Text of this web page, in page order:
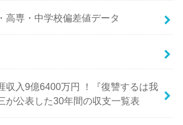
高専・中学校偏差値データ
収入9億6400万円 ！『復讐するは我
が公表した30年間の収支一覧表